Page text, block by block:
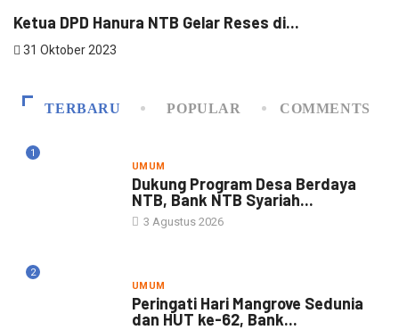
Ketua DPD Hanura NTB Gelar Reses di...
31 Oktober 2023
TERBARU POPULAR COMMENTS
1
UMUM
Dukung Program Desa Berdaya
NTB, Bank NTB Syariah...
3 Agustus 2026
2
UMUM
Peringati Hari Mangrove Sedunia
dan HUT ke-62, Bank...